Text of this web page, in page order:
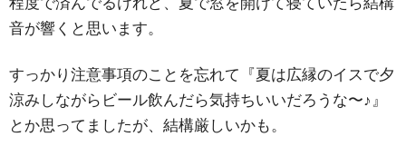
音が響くと思います。
すっかり注意事項のことを忘れて『夏は広縁のイスで夕
涼みしながらビール飲んだら気持ちいいだろうな〜♪』
とか思ってましたが、結構厳しいかも。